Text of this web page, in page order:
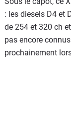
: les diesels D4 et
de 254 et 320 ch
pas encore
prochainement